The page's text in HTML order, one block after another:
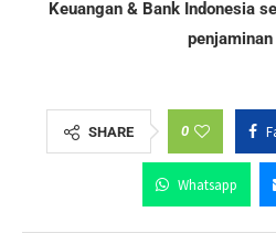
Keuangan & Bank Indonesia
penjaminan
SHARE 0
Whatsapp